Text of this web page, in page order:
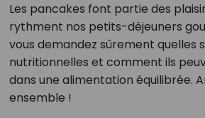
Les pancakes font partie des
rythment nos petits-déjeuners
vous demandez sûrement quelles
nutritionnelles et comment ils
dans une alimentation équilibrée.
ensemble !